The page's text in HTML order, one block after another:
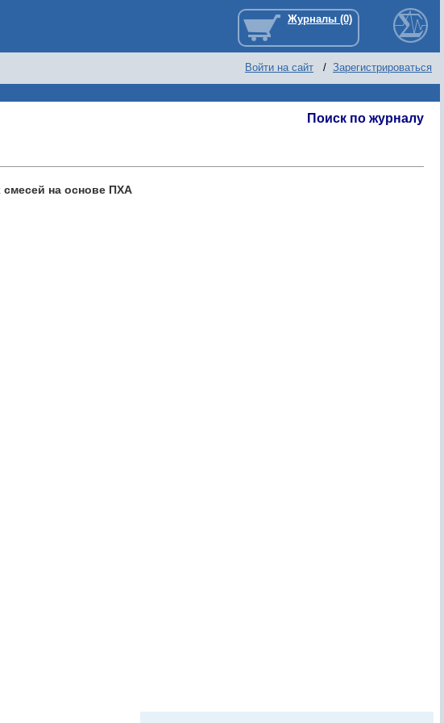
Войти на сайт / Зарегистрироваться
Поиск по журналу
смесей на основе ПХА